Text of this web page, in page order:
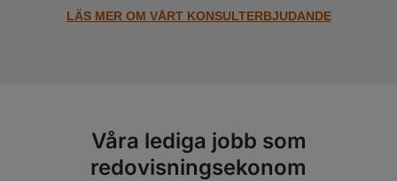
LÄS MER OM VÅRT KONSULTERBJUDANDE
Våra lediga jobb som
redovisningsekonom